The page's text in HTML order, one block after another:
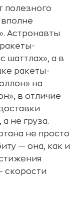
полезного
вполне
Астронавты
шаттлах», а в
ракеты-
на
в отличие
не груза.
не просто
— она, как и
скорости